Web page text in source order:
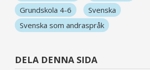
Grundskola 4-6
Svenska
Svenska som andraspråk
DELA DENNA SIDA